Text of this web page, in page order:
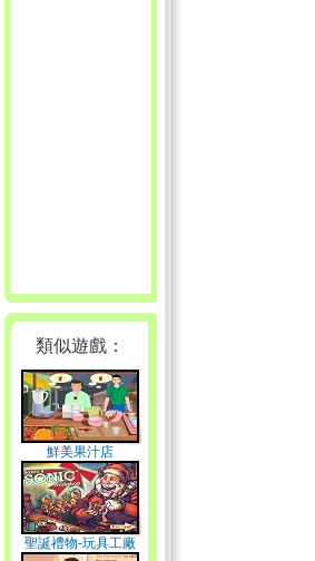
類似遊戲：
鮮美果汁店
聖誕禮物-玩具工廠